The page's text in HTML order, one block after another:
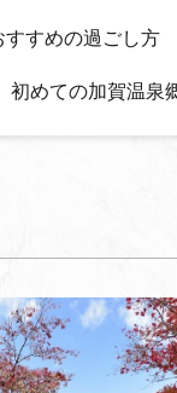
すすめの過ごし方
初めての加賀温泉